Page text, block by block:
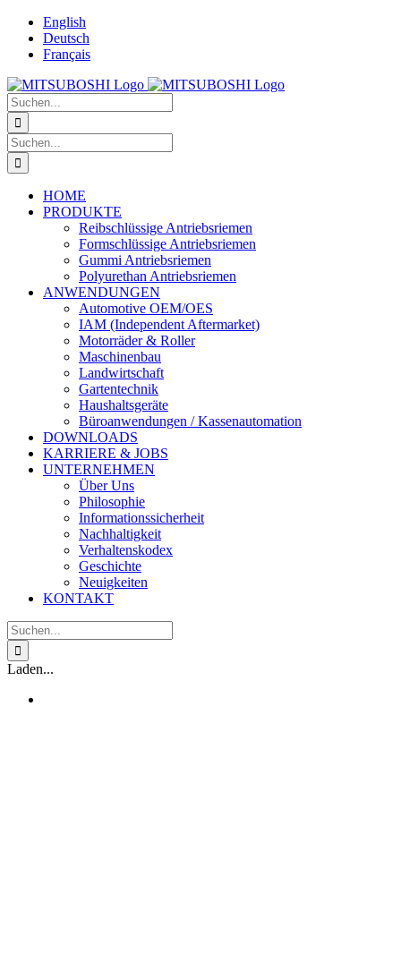
Zum
Inhalt
springen
English
Deutsch
Français
Suche
nach:
Suche
nach:
HOME
PRODUKTE
Reibschlüssige Antriebsriemen
Formschlüssige Antriebsriemen
Gummi Antriebsriemen
Polyurethan Antriebsriemen
ANWENDUNGEN
Automotive OEM/OES
IAM (Independent Aftermarket)
Motorräder & Roller
Maschinenbau
Landwirtschaft
Gartentechnik
Haushaltsgeräte
Büroanwendungen / Kassenautomation
DOWNLOADS
KARRIERE & JOBS
UNTERNEHMEN
Über Uns
Philosophie
Informationssicherheit
Nachhaltigkeit
Verhaltenskodex
Geschichte
Neuigkeiten
KONTAKT
Suche
nach:
Laden...